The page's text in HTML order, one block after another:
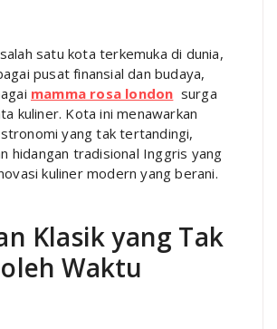
satu kota terkemuka di dunia,
pusat finansial dan budaya,
mamma rosa london surga
kuliner. Kota ini menawarkan
yang tak tertandingi,
hidangan tradisional Inggris yang
kuliner modern yang berani.
Klasik yang Tak
Waktu